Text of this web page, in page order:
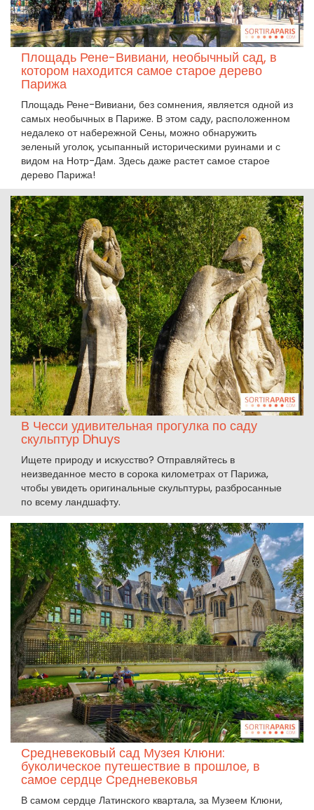
Площадь Рене-Вивиани, необычный сад, в
котором находится самое старое дерево
Парижа
Площадь Рене-Вивиани, без сомнения, является одной из
самых необычных в Париже. В этом саду, расположенном
недалеко от набережной Сены, можно обнаружить
зеленый уголок, усыпанный историческими руинами и с
видом на Нотр-Дам. Здесь даже растет самое старое
дерево Парижа!
В Чесси удивительная прогулка по саду
скульптур Dhuys
Ищете природу и искусство? Отправляйтесь в
неизведанное место в сорока километрах от Парижа,
чтобы увидеть оригинальные скульптуры, разбросанные
по всему ландшафту.
Средневековый сад Музея Клюни:
буколическое путешествие в прошлое, в
самое сердце Средневековья
В самом сердце Латинского квартала, за Музеем Клюни,